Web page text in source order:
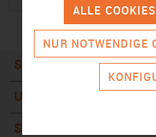
Sicher Bezahlen
Unternehmen
Service & Kontakt
NUR NOTWENDIGE
ALLE